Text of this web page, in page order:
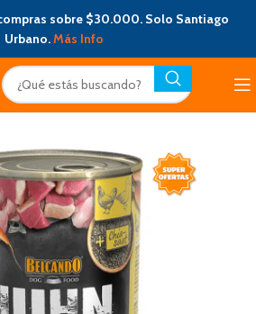
sobre $30.000. Solo Santiago
Urbano.Más Info